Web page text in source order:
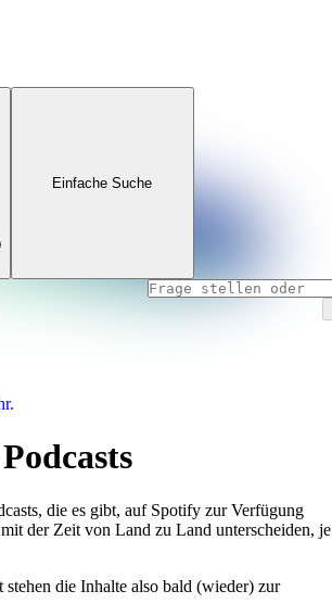
Einfache Suche
die es gibt, auf Spotify zur Verfügung
der Zeit von Land zu Land unterscheiden, je
die Inhalte also bald (wieder) zur